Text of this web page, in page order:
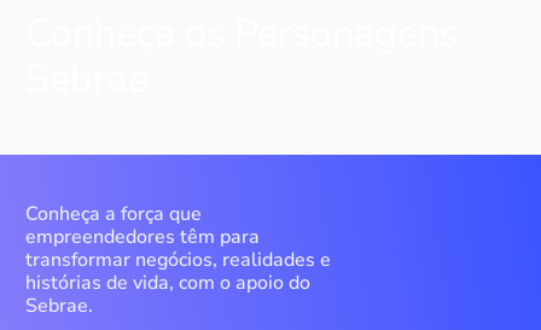
Conheça a força que
empreendedores têm para
transformar negócios, realidades e
histórias de vida, com o apoio do
Sebrae.